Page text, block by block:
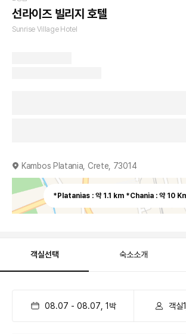
선라이즈 빌리지 호텔
Sunrise Village Hotel
Kambos Platania, Crete, 73014
*Platanias : 약 1.1 km *Chania : 약 10
객실선택 숙소소개
08.07 - 08.07 1 박 객실